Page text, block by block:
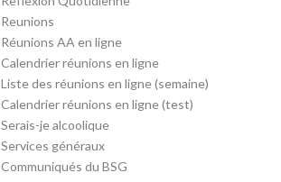
Reunions
Réunions AA en ligne
Calendrier réunions en ligne
Liste des réunions en ligne (semaine)
Calendrier réunions en ligne (test)
Serais-je alcoolique
Services généraux
Communiqués du BSG